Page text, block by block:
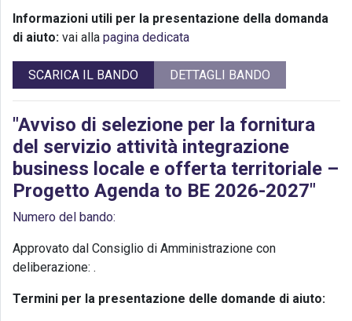
Informazioni utili per la presentazione della domanda
di aiuto: vai alla pagina dedicata
SCARICA IL BANDO DETTAGLI BANDO
"Avviso di selezione per la fornitura
del servizio attività integrazione
business locale e offerta territoriale –
Progetto Agenda to BE 2026-2027"
Numero del bando:
Approvato dal Consiglio di Amministrazione con
deliberazione: .
Termini per la presentazione delle domande di aiuto: